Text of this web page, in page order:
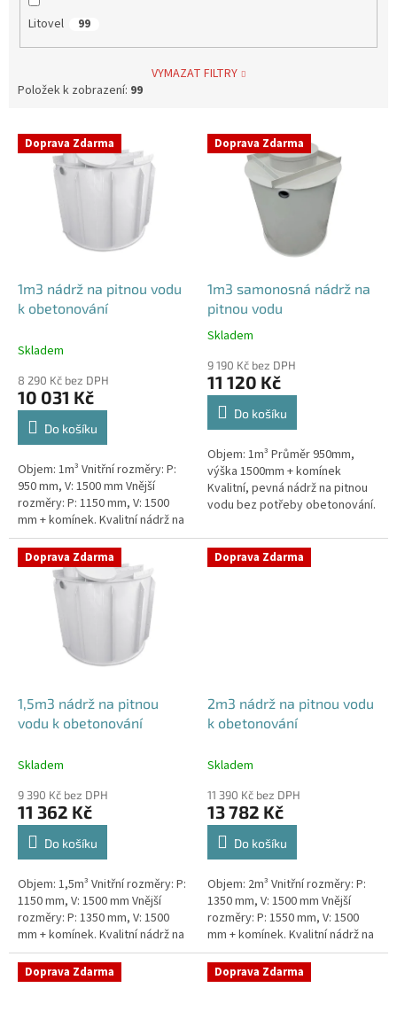
Litovel 99
VYMAZAT FILTRY
Položek k zobrazení: 99
V Doprava Zdarma
1m3 nádrž na pitnou vodu
k obetonování
Skladem
8 290 Kč bez DPH
10 031 Kč
Do košíku
Objem: 1m³ Vnitřní rozměry: P:
950 mm, V: 1500 mm Vnější
rozměry: P: 1150 mm, V: 1500
mm + komínek. Kvalitní nádrž na
pitnou vodu pod parkovací
stání. Průměr a umístění všech...
Doprava Zdarma
1m3 samonosná nádrž na
pitnou vodu
Průměrné
produktu
je
5,0
hvězdiček.
Skladem
9 190 Kč bez DPH
11 120 Kč
Do košíku
Objem: 1m³ Průměr 950mm,
výška 1500mm + komínek
Kvalitní, pevná nádrž na pitnou
vodu bez potřeby obetonování.
prostupů pro potrubí a hadice
specifikujte...
Doprava Zdarma
1,5m3 nádrž na pitnou
vodu k obetonování
Skladem
9 390 Kč bez DPH
11 362 Kč
Do košíku
Objem: 1,5m³ Vnitřní rozměry: P:
1150 mm, V: 1500 mm Vnější
rozměry: P: 1350 mm, V: 1500
mm + komínek. Kvalitní nádrž na
pitnou vodu pod parkovací
stání. Průměr a umístění všech...
Doprava Zdarma
2m3 nádrž na pitnou vodu
k obetonování
Skladem
11 390 Kč bez DPH
13 782 Kč
Do košíku
Objem: 2m³ Vnitřní rozměry: P:
1350 mm, V: 1500 mm Vnější
rozměry: P: 1550 mm, V: 1500
mm + komínek. Kvalitní nádrž na
pitnou vodu pod parkovací
stání. Průměr a umístění všech...
Doprava Zdarma Doprava Zdarma